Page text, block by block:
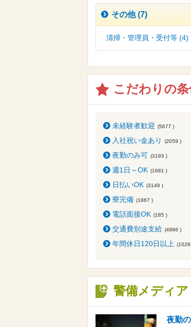
その他 (7)
清掃・管理員・受付等 (4)
こだわりの
未経験者歓迎 (5677 )
入社祝い金あり (2059 )
夜勤のみ可 (3193 )
週1日～OK (1681 )
日払いOK (3149 )
寮完備 (1867 )
電話面接OK (185 )
交通費別途支給 (4866 )
年間休日120日以上 (1026
警備メディア
夜勤